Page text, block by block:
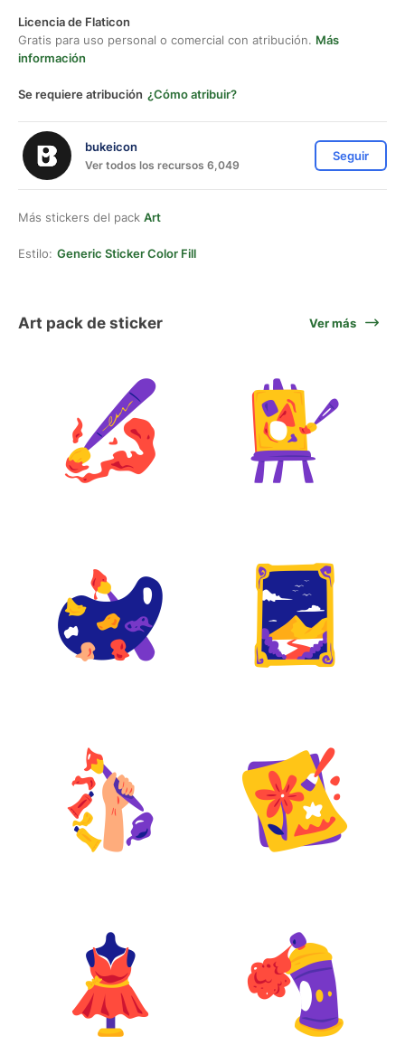
Licencia de Flaticon
Gratis para uso personal o comercial con atribución. Más
información
Se requiere atribución ¿Cómo atribuir?
bukeicon
Ver todos los recursos 6,049
Seguir
Más stickers del pack Art
Estilo: Generic Sticker Color Fill
Art pack de sticker Ver más